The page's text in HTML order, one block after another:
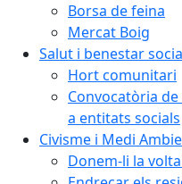
Borsa de feina
Mercat Boig
Salut i benestar
Hort comunitari
Convocatòria
a entitats socials
Civisme i Medi
Donem-li la